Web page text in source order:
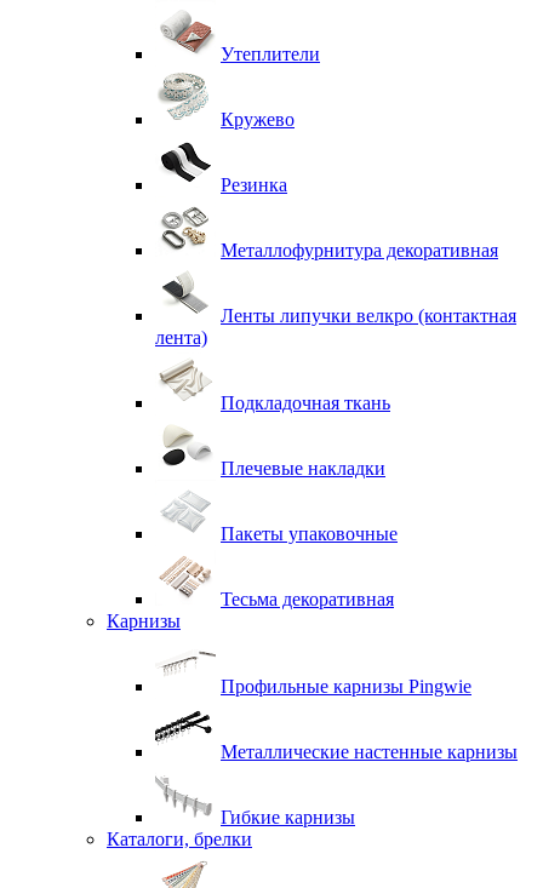
Утеплители
Кружево
Резинка
Металлофурнитура декоративная
Ленты липучки велкро (контактная
лента)
Подкладочная ткань
Плечевые накладки
Пакеты упаковочные
Тесьма декоративная
Карнизы
Профильные карнизы Pingwie
Металлические настенные карнизы
Гибкие карнизы
Каталоги, брелки